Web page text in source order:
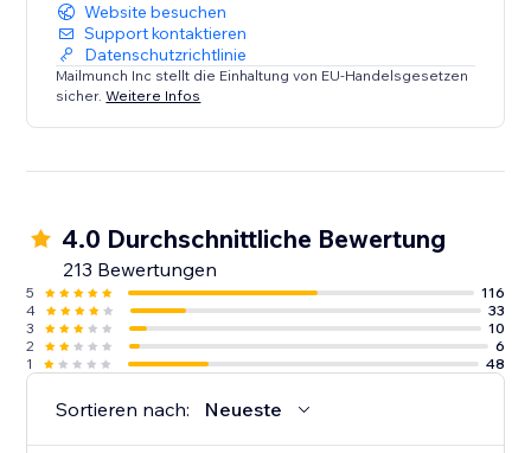
Analysen.
Finden Sie ganz einfach heraus, welche Seiten,
Produkte oder Mailchimp Formulare zu den meisten
Konvertierungen führen, um dann Ihre Strategie zur
Lead-Generierung anzupassen.
Website besuchen
Support kontaktieren
Datenschutzrichtlinie
Mailmunch Inc stellt die Einhaltung von EU-Handelsgesetzen
sicher.Weitere Infos
4.0 Durchschnittliche Bewertung
213 Bewertungen
5
116
4
33
3
10
2
6
1
48
Sortieren nach: Neueste